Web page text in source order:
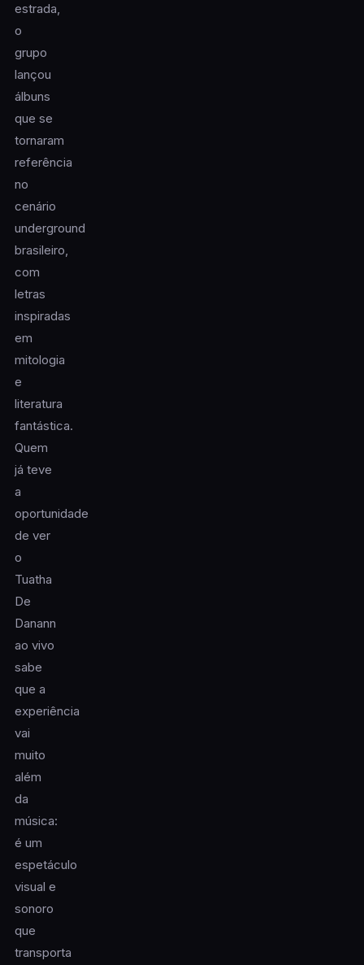
estrada,
o
grupo
lançou
álbuns
que se
tornaram
referência
no
cenário
underground
brasileiro,
com
letras
inspiradas
em
mitologia
e
literatura
fantástica.
Quem
já teve
a
oportunidade
de ver
o
Tuatha
De
Danann
ao vivo
sabe
que a
experiência
vai
muito
além
da
música:
é um
espetáculo
visual e
sonoro
que
transporta